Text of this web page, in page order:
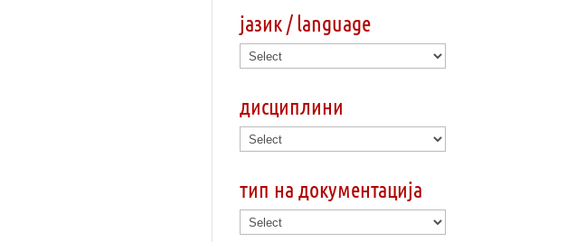
јазик / language
дисциплини
тип на документација